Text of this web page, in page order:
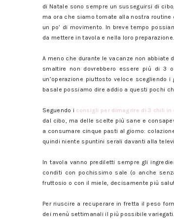
di Natale sono sempre un susseguirsi di
ma ora che siamo tornate alla nostra
un po’ di movimento. In breve tempo
da mettere in tavola e nella loro preparazione.
A meno che durante le vacanze non abbiate
smaltire non dovrebbero essere più di 3
un’operazione piuttosto veloce
basale possiamo dire addio a questi pochi
Seguendo i consigli per dimagrire di 3 chili in
dal cibo, ma delle scelte più sane e
a consumare cinque pasti al giorno:
quindi niente spuntini serali davanti alla
In tavola vanno prediletti sempre gli
conditi con pochissimo sale (o anche
fruttosio o con il miele, decisamente più
Per riuscire a recuperare in fretta il peso
dei menù settimanali il più possibile variegati.